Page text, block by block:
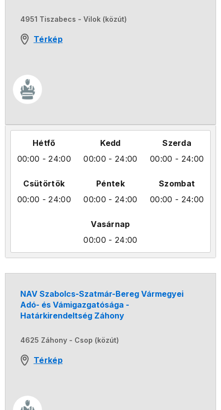
4951 Tiszabecs - Vilok (közút)
Térkép
Hétfő
00:00 - 24:00
Kedd
00:00 - 24:00
Szerda
00:00 - 24:00
Csütörtök
00:00 - 24:00
Péntek
00:00 - 24:00
Szombat
00:00 - 24:00
Vasárnap
00:00 - 24:00
NAV Szabolcs-Szatmár-Bereg Vármegyei
Adó- és Vámigazgatósága -
Határkirendeltség Záhony
4625 Záhony - Csop (közút)
Térkép